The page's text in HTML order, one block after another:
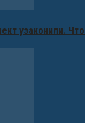
узаконили.